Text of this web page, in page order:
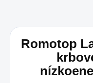
Romotop